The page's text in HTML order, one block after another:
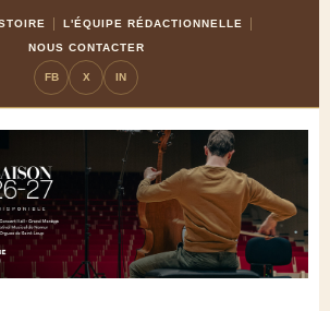
L'ÉQUIPE RÉDACTIONNELLE
NOUS CONTACTER
FB X IN